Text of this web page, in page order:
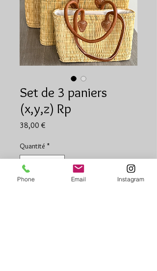
Set de 3 paniers
(x,y,z) Rp
38,00 €
Quantité *
Phone Email Instagram